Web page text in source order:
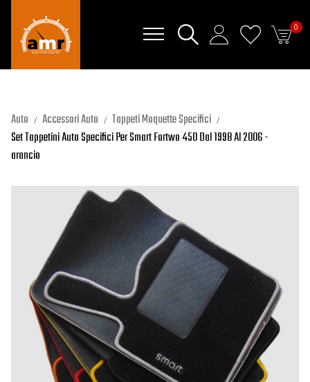
0
Auto Accessori Auto
Tappeti Moquette Specifici
Set Tappetini Auto Specifici Per Smart Fortwo 450 Dal 1998 Al 2006 -
arancio